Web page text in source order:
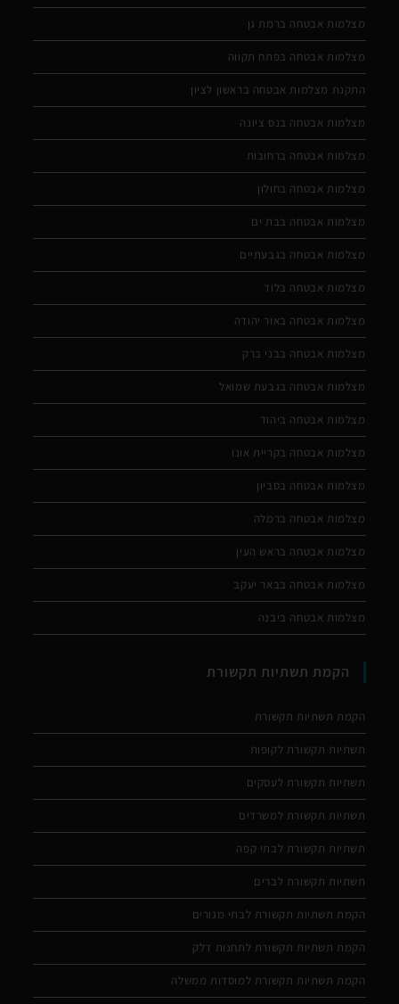
מצלמות אבטחה ברמת גן
מצלמות אבטחה בפתח תקווה
התקנת מצלמות אבטחה בראשון לציון
מצלמות אבטחה בנס ציונה
מצלמות אבטחה ברחובות
מצלמות אבטחה בחולון
מצלמות אבטחה בבת ים
מצלמות אבטחה בגבעתיים
מצלמות אבטחה בלוד
מצלמות אבטחה באור יהודה
מצלמות אבטחה בבני ברק
מצלמות אבטחה בגבעת שמואל
מצלמות אבטחה ביהוד
מצלמות אבטחה בקריית אונו
מצלמות אבטחה בסביון
מצלמות אבטחה ברמלה
מצלמות אבטחה בראש העין
מצלמות אבטחה בבאר יעקב
מצלמות אבטחה ביבנה
הקמת תשתיות תקשורת
הקמת תשתיות תקשורת
תשתיות תקשורת לקופות
תשתיות תקשורת לעסקים
תשתיות תקשורת למשרדים
תשתיות תקשורת לבתי קפה
תשתיות תקשורת לברים
הקמת תשתיות תקשורת לבתי מגורים
הקמת תשתיות תקשורת לתחנות דלק
הקמת תשתיות תקשורת למוסדות ממשלה